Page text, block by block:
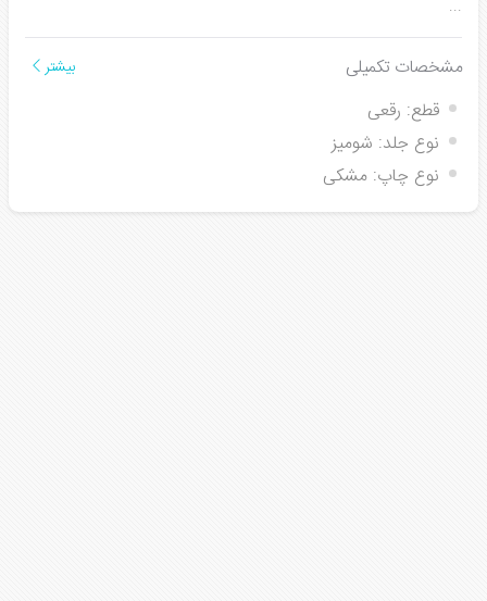
...
مشخصات تکمیلی بیشتر
قطع: رقعی
نوع جلد: شومیز
نوع چاپ: مشکی